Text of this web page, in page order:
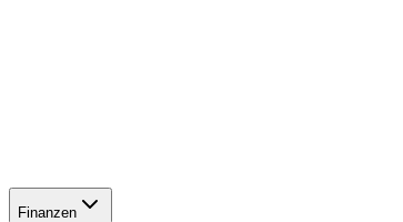
Finanzen